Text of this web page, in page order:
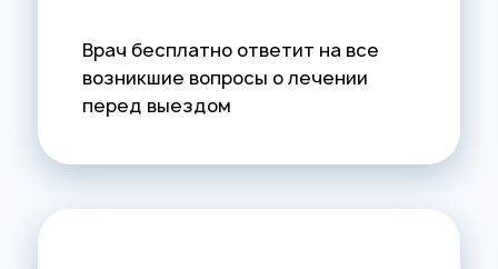
Врач бесплатно ответит на все
возникшие вопросы о лечении
перед выездом